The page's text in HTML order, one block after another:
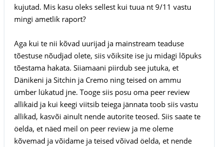
kujutad. Mis kasu oleks sellest kui tuua nt 9/11 vastu
mingi ametlik raport?
Aga kui te nii kõvad uurijad ja mainstream teaduse
tõestuse nõudjad olete, siis võiksite ise ju midagi lõpuks
tõestama hakata. Siiamaani piirdub see jutuka, et
Dänikeni ja Sitchin ja Cremo ning teised on ammu
ümber lükatud jne. Tooge siis posu oma peer review
allikaid ja kui keegi viitsib teiega jännata toob siis vastu
allikad, kasvõi ainult nende autorite teosed. Siis saate te
öelda, et näed meil on peer review ja me oleme
kõvemad ja võidame ja teised võivad öelda, et nende